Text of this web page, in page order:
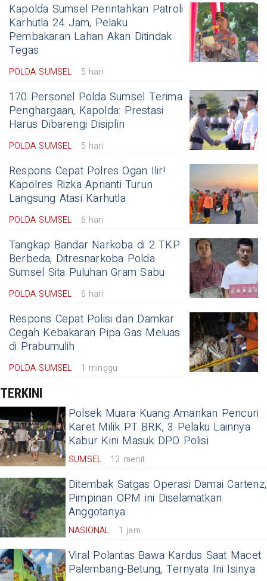
Kapolda Sumsel Perintahkan Patroli
Karhutla 24 Jam, Pelaku
Pembakaran Lahan Akan Ditindak
Tegas
POLDA SUMSEL 5 hari
170 Personel Polda Sumsel Terima
Penghargaan, Kapolda: Prestasi
Harus Dibarengi Disiplin
POLDA SUMSEL 5 hari
Respons Cepat Polres Ogan Ilir!
Kapolres Rizka Aprianti Turun
Langsung Atasi Karhutla
POLDA SUMSEL 6 hari
Tangkap Bandar Narkoba di 2 TKP
Berbeda, Ditresnarkoba Polda
Sumsel Sita Puluhan Gram Sabu
POLDA SUMSEL 6 hari
Respons Cepat Polisi dan Damkar
Cegah Kebakaran Pipa Gas Meluas
di Prabumulih
POLDA SUMSEL 1 minggu
TERKINI
Polsek Muara Kuang Amankan Pencuri
Karet Milik PT BRK, 3 Pelaku Lainnya
Kabur Kini Masuk DPO Polisi
SUMSEL 12 menit
Ditembak Satgas Operasi Damai Cartenz,
Pimpinan OPM ini Diselamatkan
Anggotanya
NASIONAL 1 jam
Viral Polantas Bawa Kardus Saat Macet
Palembang-Betung, Ternyata Ini Isinya